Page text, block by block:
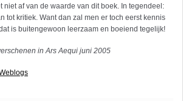
niet af van de waarde van dit boek. In tegendeel:
tot kritiek. Want dan zal men er toch eerst kennis
is buitengewoon leerzaam en boeiend tegelijk!
in Ars Aequi juni 2005